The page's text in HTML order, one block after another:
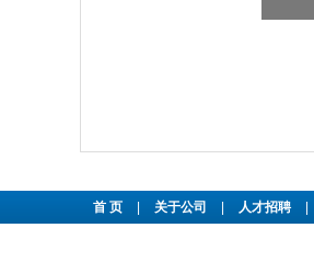
首 页 关于公司 人才招聘